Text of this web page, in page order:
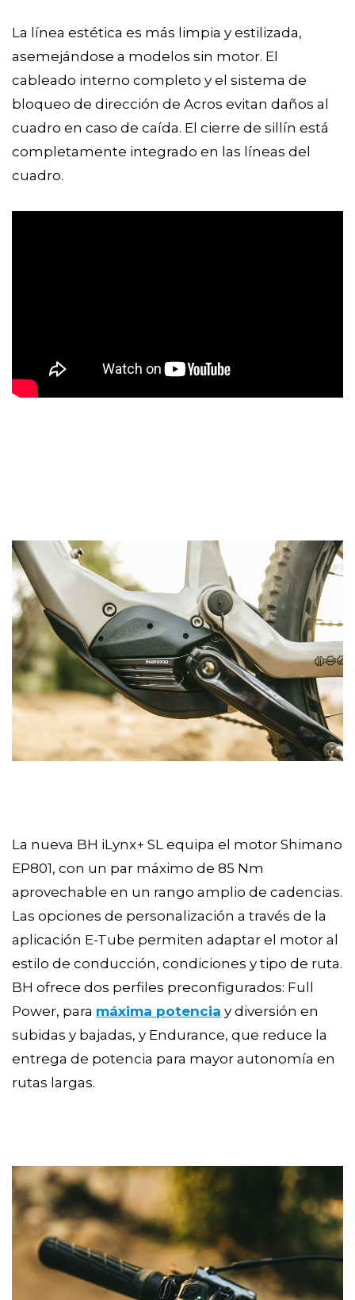
La línea estética es más limpia y estilizada,
asemejándose a modelos sin motor. El
cableado interno completo y el sistema de
bloqueo de dirección de Acros evitan daños al
cuadro en caso de caída. El cierre de sillín está
completamente integrado en las líneas del
cuadro.
La nueva BH iLynx+ SL equipa el motor Shimano
EP801, con un par máximo de 85 Nm
aprovechable en un rango amplio de cadencias.
Las opciones de personalización a través de la
aplicación E-Tube permiten adaptar el motor al
estilo de conducción, condiciones y tipo de ruta.
BH ofrece dos perfiles preconfigurados: Full
Power, para máxima potencia y diversión en
subidas y bajadas, y Endurance, que reduce la
entrega de potencia para mayor autonomía en
rutas largas.